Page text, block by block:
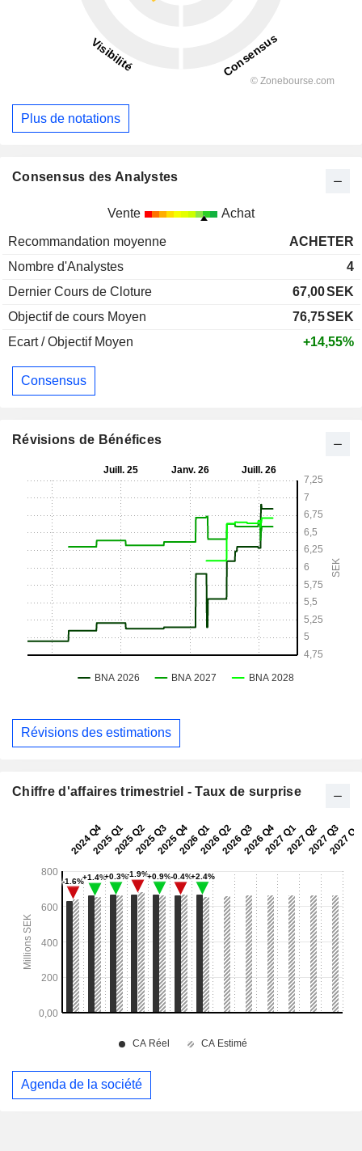
Plus de notations
Consensus des Analystes
Vente Achat
Recommandation moyenne
ACHETER
Nombre d'Analystes
4
Dernier Cours de Cloture
67,00SEK
Objectif de cours Moyen
76,75SEK
Ecart / Objectif Moyen
+14,55%
Consensus
Révisions de Bénéfices
Révisions des estimations
Chiffre d'affaires trimestriel - Taux de surprise
Agenda de la société